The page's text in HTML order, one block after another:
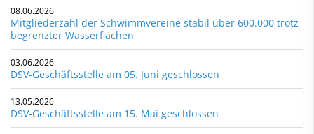
08.06.2026
Mitgliederzahl der Schwimmvereine stabil über 600.000 trotz
begrenzter Wasserflächen
03.06.2026
DSV-Geschäftsstelle am 05. Juni geschlossen
13.05.2026
DSV-Geschäftsstelle am 15. Mai geschlossen